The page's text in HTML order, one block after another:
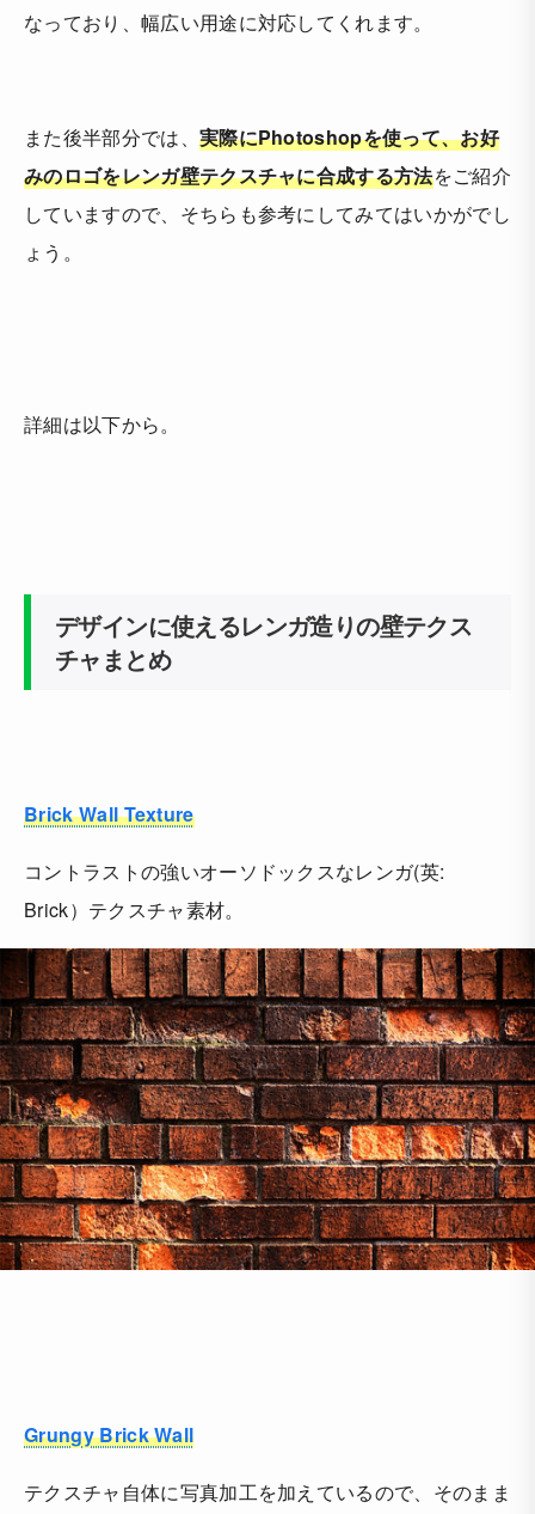
なっており、幅広い用途に対応してくれます。
また後半部分では、 実際にPhotoshopを使って、お好
みのロゴをレンガ壁テクスチャに合成する方法をご紹介
していますので、そちらも参考にしてみてはいかがでし
ょう。
詳細は以下から。
デザインに使えるレンガ造りの壁テクス
チャまとめ
Brick Wall Texture
コントラストの強いオーソドックスなレンガ(英:
Brick）テクスチャ素材。
Grungy Brick Wall
テクスチャ自体に写真加工を加えているので、そのまま